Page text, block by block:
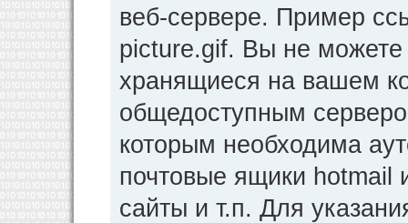
веб-сервере. Пример
picture.gif. Вы не можете
хранящиеся на вашем
общедоступным
которым необходима
почтовые ящики
сайты и т.п. Для